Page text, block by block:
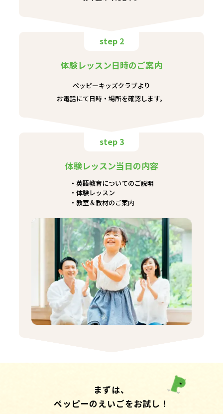
step 2
体験レッスン日時のご案内
ペッピーキッズクラブより
お電話にて日時・場所を確認します。
step 3
体験レッスン当日の内容
英語教育についてのご説明
体験レッスン
教室＆教材のご案内
まずは、
ペッピーのえいごをお試し！